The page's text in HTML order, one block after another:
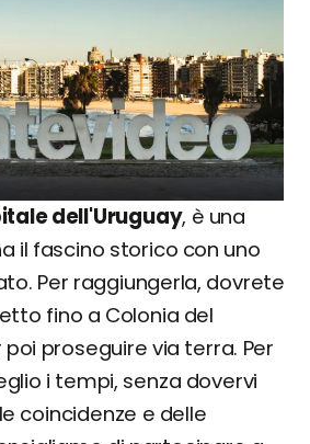
dell'Uruguay, è una
il fascino storico con uno
Per raggiungerla, dovrete
fino a Colonia del
proseguire via terra. Per
i tempi, senza dovervi
coincidenze e delle